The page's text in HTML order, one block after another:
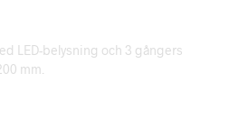
LED-belysning och 3 gångers
mm.